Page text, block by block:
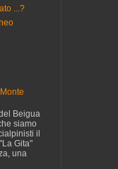
...?
Beigua
siamo
il
Gita"
una